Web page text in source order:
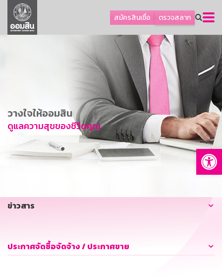
สมัครสินเชื่อ ตรวจสลาก
ลูกค้าธุรกิจ
ลูกค้าผู้ประกอบรายย่อย
การพัฒนาที่ยั่งยืน
ข่าวสาร
บริการทางการเงิน
อื่นๆ
วางใจให้ออมสิน
ดูแลความสุขของชีวิตคุณ
ข่าวสาร
ประกาศจัดซื้อจัดจ้าง / ประกาศขาย